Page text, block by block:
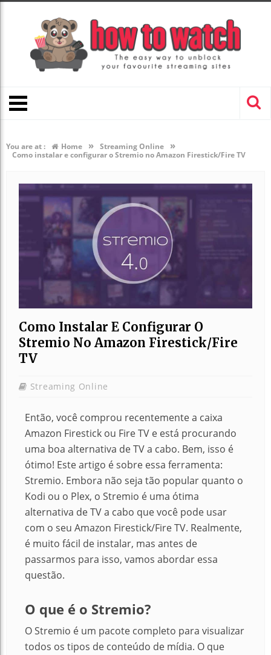
You are at : Home » Streaming Online »
Como instalar e configurar o Stremio no Amazon Firestick/Fire TV
Como Instalar E Configurar O
Stremio No Amazon Firestick/Fire
TV
Streaming Online
Então, você comprou recentemente a caixa
Amazon Firestick ou Fire TV e está procurando
uma boa alternativa de TV a cabo. Bem, isso é
ótimo! Este artigo é sobre essa ferramenta:
Stremio. Embora não seja tão popular quanto o
Kodi ou o Plex, o Stremio é uma ótima
alternativa de TV a cabo que você pode usar
com o seu Amazon Firestick/Fire TV. Realmente,
é muito fácil de instalar, mas antes de
passarmos para isso, vamos abordar essa
questão.
O que é o Stremio?
O Stremio é um pacote completo para visualizar
todos os tipos de conteúdo de mídia. O que